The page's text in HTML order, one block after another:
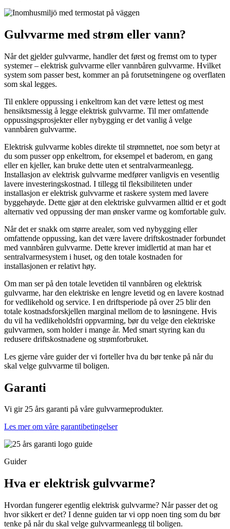
Gulvvarme med strøm eller vann?
Når det gjelder gulvvarme, handler det først og fremst om to typer
systemer – elektrisk gulvvarme eller vannbåren gulvvarme. Hvilket
system som passer best, kommer an på forutsetningene og overflaten
som skal legges.
Til enklere oppussing i enkeltrom kan det være lettest og mest
hensiktsmessig å legge elektrisk gulvvarme. Til mer omfattende
oppussingsprosjekter eller nybygging er det vanlig å velge
vannbåren gulvvarme.
Elektrisk gulvvarme kobles direkte til strømnettet, noe som betyr at
du som pusser opp enkeltrom, for eksempel et baderom, en gang
eller en kjeller, kan bruke dette uten et sentralvarmeanlegg.
Installasjon av elektrisk gulvvarme medfører vanligvis en vesentlig
lavere investeringskostnad. I tillegg til fleksibiliteten under
installasjon er elektrisk gulvvarme et raskere system med lavere
byggehøyde. Dette gjør at den elektriske gulvvarmen alltid er et godt
alternativ ved oppussing der man ønsker varme og komfortable gulv.
Når det er snakk om større arealer, som ved nybygging eller
omfattende oppussing, kan det være lavere driftskostnader forbundet
med vannbåren gulvvarme. Dette krever imidlertid at man har et
sentralvarmesystem i huset, og den totale kostnaden for
installasjonen er relativt høy.
Om man ser på den totale levetiden til vannbåren og elektrisk
gulvvarme, har den elektriske en lengre levetid og en lavere kostnad
for vedlikehold og service. I en driftsperiode på over 25 blir den
totale kostnadsforskjellen marginal mellom de to løsningene. Hvis
du vil ha vedlikeholdsfri oppvarming, bør du velge den elektriske
gulvvarmen, som holder i mange år. Med smart styring kan du
redusere driftskostnadene og strømforbruket.
Les gjerne våre guider der vi forteller hva du bør tenke på når du
skal velge gulvvarme til boligen.
Garanti
Vi gir 25 års garanti på våre gulvvarmeprodukter.
Les mer om våre garantibetingelser
Guider
Hva er elektrisk gulvvarme?
Hvordan fungerer egentlig elektrisk gulvvarme? Når passer det og
hvor sikkert er det? I denne guiden tar vi opp noen ting som du bør
tenke på når du skal velge gulvvarmeanlegg til boligen.